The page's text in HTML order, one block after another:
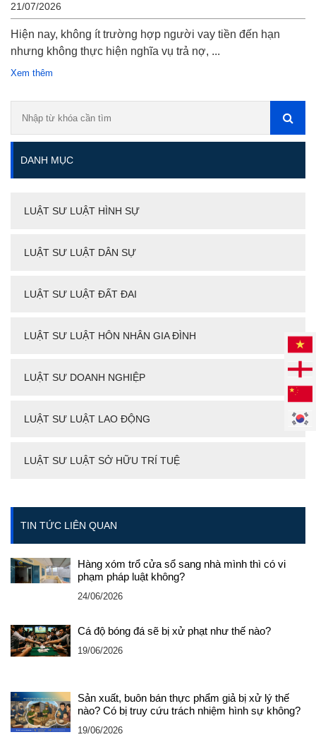
21/07/2026
Hiện nay, không ít trường hợp người vay tiền đến hạn
nhưng không thực hiện nghĩa vụ trả nợ, ...
Xem thêm
DANH MỤC
LUẬT SƯ LUẬT HÌNH SỰ
LUẬT SƯ LUẬT DÂN SỰ
LUẬT SƯ LUẬT ĐẤT ĐAI
LUẬT SƯ LUẬT HÔN NHÂN GIA ĐÌNH
LUẬT SƯ DOANH NGHIỆP
LUẬT SƯ LUẬT LAO ĐỘNG
LUẬT SƯ LUẬT SỞ HỮU TRÍ TUỆ
TIN TỨC LIÊN QUAN
Hàng xóm trổ cửa sổ sang nhà mình thì có vi
phạm pháp luật không?
24/06/2026
Cá độ bóng đá sẽ bị xử phạt như thế nào?
19/06/2026
Sản xuất, buôn bán thực phẩm giả bị xử lý thế
nào? Có bị truy cứu trách nhiệm hình sự không?
19/06/2026